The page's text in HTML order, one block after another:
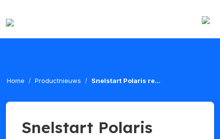
Home Productnieuws Snelstart Polaris re...
Snelstart Polaris